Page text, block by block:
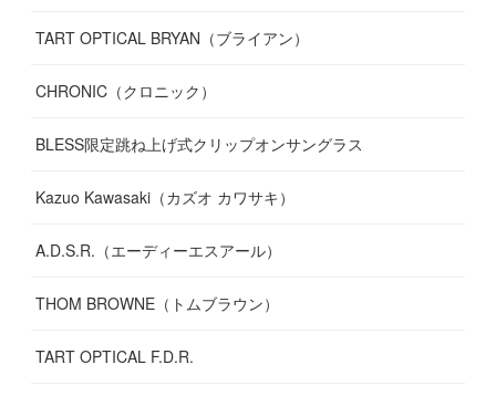
TART OPTICAL BRYAN（ブライアン）
CHRONIC（クロニック）
BLESS限定跳ね上げ式クリップオンサングラス
Kazuo Kawasaki（カズオ カワサキ）
A.D.S.R.（エーディーエスアール）
THOM BROWNE（トムブラウン）
TART OPTICAL F.D.R.